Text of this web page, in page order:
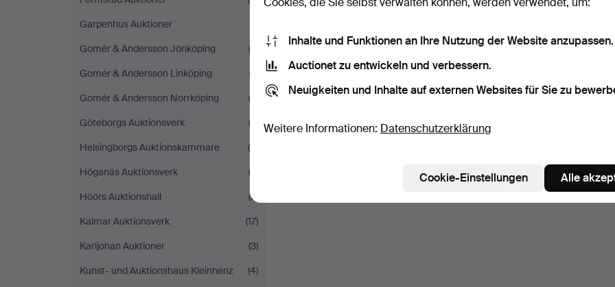
Garpenhus Auktioner
Gomér & Andersson Jönköping
(3)
Gomér & Andersson Linköping
(7)
Gomér & Andersson Norrköping
(2)
Göteborgs Auktionsverk
(3)
Helsingborgs Auktionskammare
(5)
Höganäs Auktionsverk
(2)
Höörs Auktionshall
(3)
Kalmar Auktionsverk
(17)
Karljohan Auktioner
(3)
Kunst- und Auktionshaus Kleinhenz
(4)
Inhalte und Funktionen an Ihre Nutzung der Website anzupassen.
Auctionet zu entwickeln und verbessern.
Neuigkeiten und Inhalte auf externen Websites für Sie zu
Weitere Informationen: Datenschutzerklärung
Cookie-Einstellungen Alle